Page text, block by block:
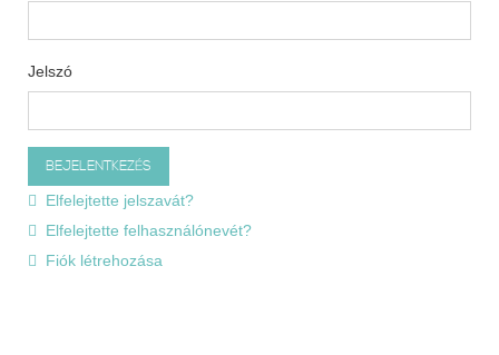
Jelszó
Elfelejtette jelszavát?
Elfelejtette felhasználónevét?
Fiók létrehozása